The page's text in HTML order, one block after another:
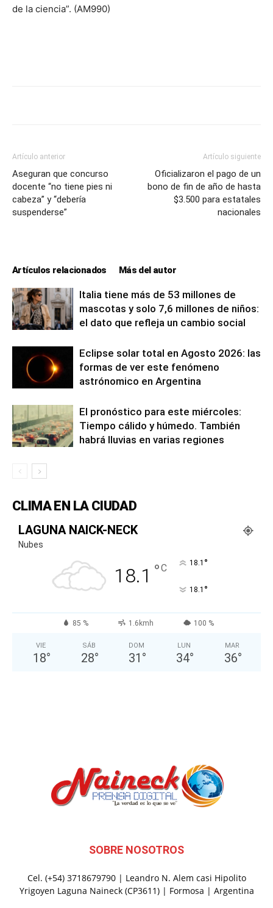
de la ciencia”. (AM990)
Artículo anterior
Aseguran que concurso
docente “no tiene pies ni
cabeza” y “debería
suspenderse”
Artículo siguiente
Oficializaron el pago de un
bono de fin de año de hasta
$3.500 para estatales
nacionales
Artículos relacionados Más del autor
Italia tiene más de 53 millones de
mascotas y solo 7,6 millones de niños:
el dato que refleja un cambio social
Eclipse solar total en Agosto 2026: las
formas de ver este fenómeno
astrónomico en Argentina
El pronóstico para este miércoles:
Tiempo cálido y húmedo. También
habrá lluvias en varias regiones
CLIMA EN LA CIUDAD
LAGUNA NAICK-NECK
Nubes
18.1 °C 18.1 °
18.1 °
85 % 1.6kmh 100 %
VIE
18°
SÁB
28°
DOM
31 °
LUN
34°
MAR
36°
SOBRE NOSOTROS
Cel. (+54) 3718679790 | Leandro N. Alem casi Hipolito
Yrigoyen Laguna Naineck (CP3611) | Formosa | Argentina